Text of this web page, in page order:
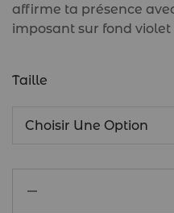
affirme ta présence
imposant sur fond
Taille